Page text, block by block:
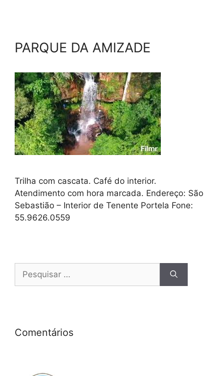
PARQUE DA AMIZADE
Trilha com cascata. Café do interior.
Atendimento com hora marcada. Endereço: São
Sebastião – Interior de Tenente Portela Fone:
55.9626.0559
Comentários